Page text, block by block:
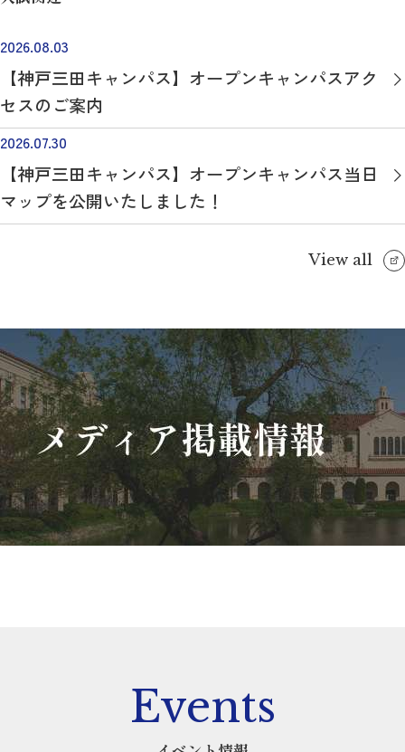
2026.08.03
【神戸三田キャンパス】オープンキャンパスアク
セスのご案内
2026.07.30
【神戸三田キャンパス】オープンキャンパス当日
マップを公開いたしました！
View all
Events